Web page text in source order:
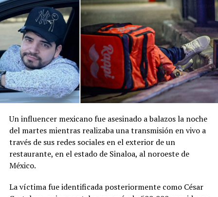
Facebook
Me gusta esto:
Un influencer mexicano fue asesinado a balazos la noche
del martes mientras realizaba una transmisión en vivo a
través de sus redes sociales en el exterior de un
restaurante, en el estado de Sinaloa, al noroeste de
México.
La víctima fue identificada posteriormente como César